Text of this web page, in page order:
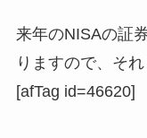
来年のNISAの証
りますので、そ
[afTag id=46620]